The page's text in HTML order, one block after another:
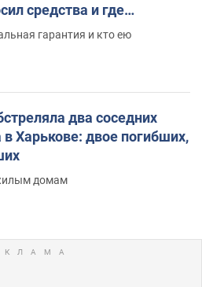
средства и где
гарантия и кто ею
два соседних
Харькове: двое погибших,
домам